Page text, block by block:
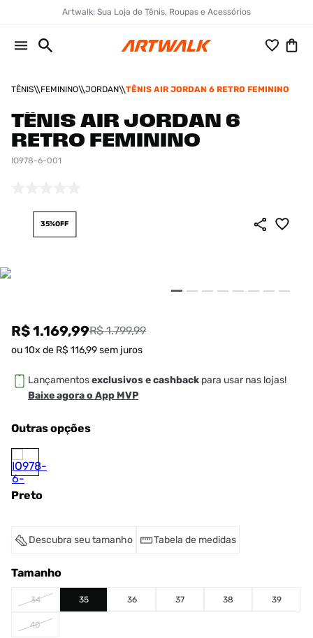
Artwalk: Sua Loja de Tênis, Roupas e Acessórios
TÊNIS FEMININO JORDAN TÊNIS AIR JORDAN 6 RETRO FEMININO
TÊNIS AIR JORDAN 6
RETRO FEMININO
IO978-6-001
35%OFF
R$ 1.169,99R$ 1.799,99
ou10x de R$ 116,99sem juros
Lançamentosexclusivos e cashback para usar nas lojas!
Baixe agora o App MVP
Outras opções
Preto
Descubra seu tamanho Tabela de medidas
Tamanho
34 35 36 37 38 39
40